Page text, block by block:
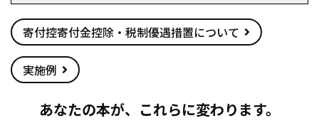
寄付控寄付金控除・税制優遇措置について
実施例
あなたの本が、これらに変わります。